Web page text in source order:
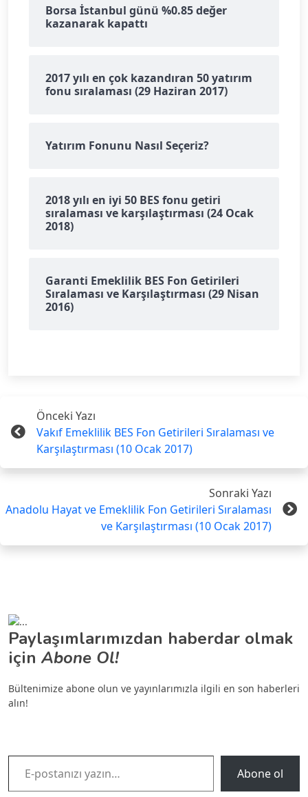
Borsa İstanbul günü %0.85 değer
kazanarak kapattı
2017 yılı en çok kazandıran 50 yatırım
fonu sıralaması (29 Haziran 2017)
Yatırım Fonunu Nasıl Seçeriz?
2018 yılı en iyi 50 BES fonu getiri
sıralaması ve karşılaştırması (24 Ocak
2018)
Garanti Emeklilik BES Fon Getirileri
Sıralaması ve Karşılaştırması (29 Nisan
2016)
Önceki Yazı
Vakıf Emeklilik BES Fon Getirileri Sıralaması ve
Karşılaştırması (10 Ocak 2017)
Sonraki Yazı
Anadolu Hayat ve Emeklilik Fon Getirileri Sıralaması
ve Karşılaştırması (10 Ocak 2017)
Paylaşımlarımızdan haberdar olmak
için Abone Ol!
Bültenimize abone olun ve yayınlarımızla ilgili en son haberleri
alın!
E-postanızı yazın…
Abone ol